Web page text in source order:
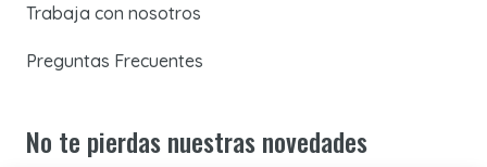
Trabaja con nosotros
Preguntas Frecuentes
No te pierdas nuestras novedades